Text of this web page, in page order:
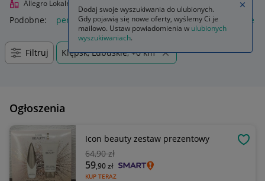
Allegro Lokalnie
Podobne: perfumy i wody perfumowane perfumy damskie
Filtruj Klępsk, Lubuskie, +0 km
Ogłoszenia
Icon beauty zestaw prezentowy
64,90 zł
KUP TERAZ
59,90zł
Dodaj swoje wyszukiwania do ulubionych.
Gdy pojawią się nowe oferty, wyślemy Ci je
mailowo. Ustaw powiadomienia w ulubionych
wyszukiwaniach.